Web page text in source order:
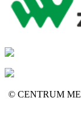
© CENTRUM